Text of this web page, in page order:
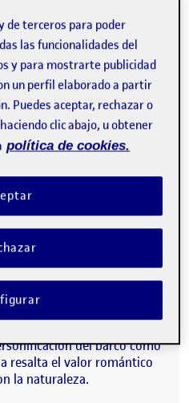
Bécquer, se pueden
características.
del espíritu
de la obra, representa
y rebeldía contra las
y el mar son
libertad que el pirata
muestra como un ser libre
del barco como
resalta el valor romántico
la naturaleza.
de terceros para poder
las funcionalidades del
y para mostrarte publicidad
un perfil elaborado a partir
Puedes aceptar, rechazar o
clic abajo, u obtener
política de cookies.